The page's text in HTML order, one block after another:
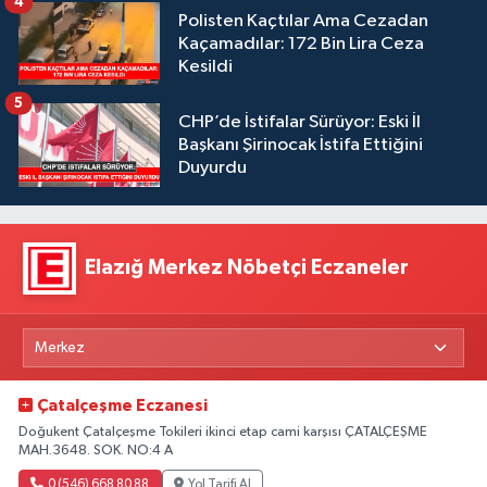
Polisten Kaçtılar Ama Cezadan
Kaçamadılar: 172 Bin Lira Ceza
Kesildi
CHP’de İstifalar Sürüyor: Eski İl
Başkanı Şirinocak İstifa Ettiğini
Duyurdu
5
Elazığ Merkez Nöbetçi Eczaneler
Çatalçeşme Eczanesi
Doğukent Çatalçeşme Tokileri ikinci etap cami karşısı ÇATALÇEŞME
MAH.3648. SOK. NO:4 A